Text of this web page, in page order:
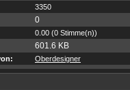
3350
0
0.00 (0 Stimme(n))
601.6 KB
Oberdesigner